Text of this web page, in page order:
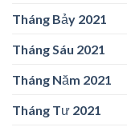
Tháng Bảy 2021
Tháng Sáu 2021
Tháng Năm 2021
Tháng Tư 2021